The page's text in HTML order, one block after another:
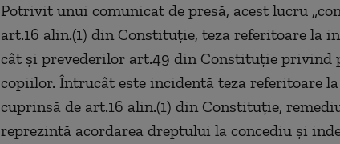
Potrivit unui comunicat de presă, acest lucru
art.16 alin.(1) din Constituţie, teza referitoare la
cât şi prevederilor art.49 din Constituţie privind
copiilor. Întrucât este incidentă teza referitoare
cuprinsă de art.16 alin.(1) din Constituţie,
reprezintă acordarea dreptului la concediu şi